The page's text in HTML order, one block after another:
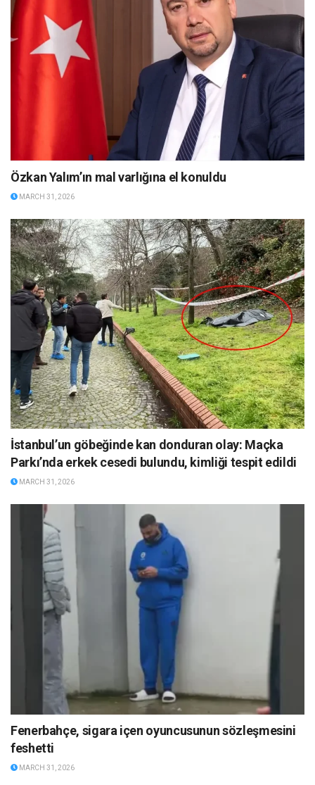
Özkan Yalım’ın mal varlığına el konuldu
MARCH 31, 2026
İstanbul’un göbeğinde kan donduran olay: Maçka
Parkı’nda erkek cesedi bulundu, kimliği tespit edildi
MARCH 31, 2026
Fenerbahçe, sigara içen oyuncusunun sözleşmesini
feshetti
MARCH 31, 2026